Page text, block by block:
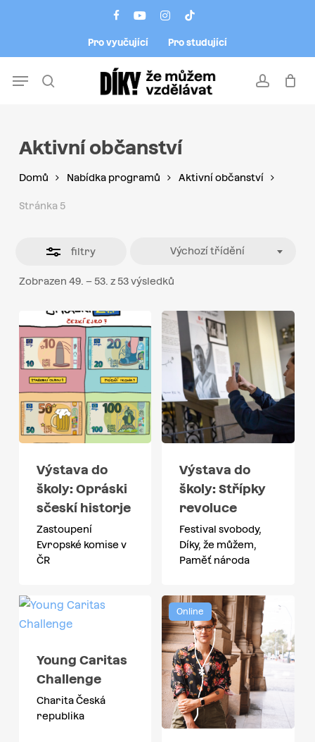
facebookyoutubeinstagram
tiktok
Pro vyučující Pro studující
account
Menu
Aktivní občanství
Domů Nabídka programů Aktivní občanství
Stránka 5
filtry
Zobrazen 49. – 53. z 53 výsledků
Výchozí třídění
Výstava do
školy: Opráski
sčeskí historje
Zastoupení
Evropské komise v
ČR
Výstava do
školy: Střípky
revoluce
Festival svobody,
Díky, že můžem,
Paměť národa
Young Caritas
Challenge
Charita Česká
republika
Online